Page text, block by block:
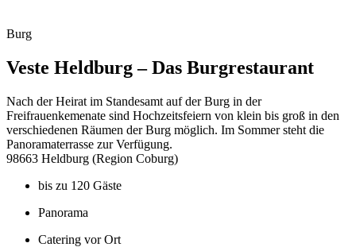
Burg
Veste Heldburg – Das Burgrestaurant
Nach der Heirat im Standesamt auf der Burg in der
Freifrauenkemenate sind Hochzeitsfeiern von klein bis groß in den
verschiedenen Räumen der Burg möglich. Im Sommer steht die
Panoramaterrasse zur Verfügung.
98663 Heldburg (Region Coburg)
bis zu 120 Gäste
Panorama
Catering vor Ort